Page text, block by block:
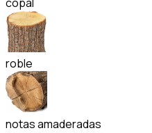
roble
notas amaderadas